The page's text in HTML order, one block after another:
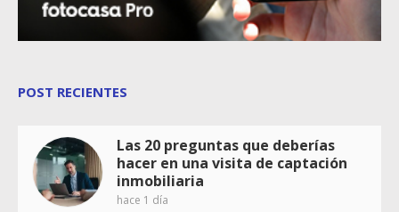
POST RECIENTES
Las 20 preguntas que deberías
hacer en una visita de captación
inmobiliaria
hace 1 día